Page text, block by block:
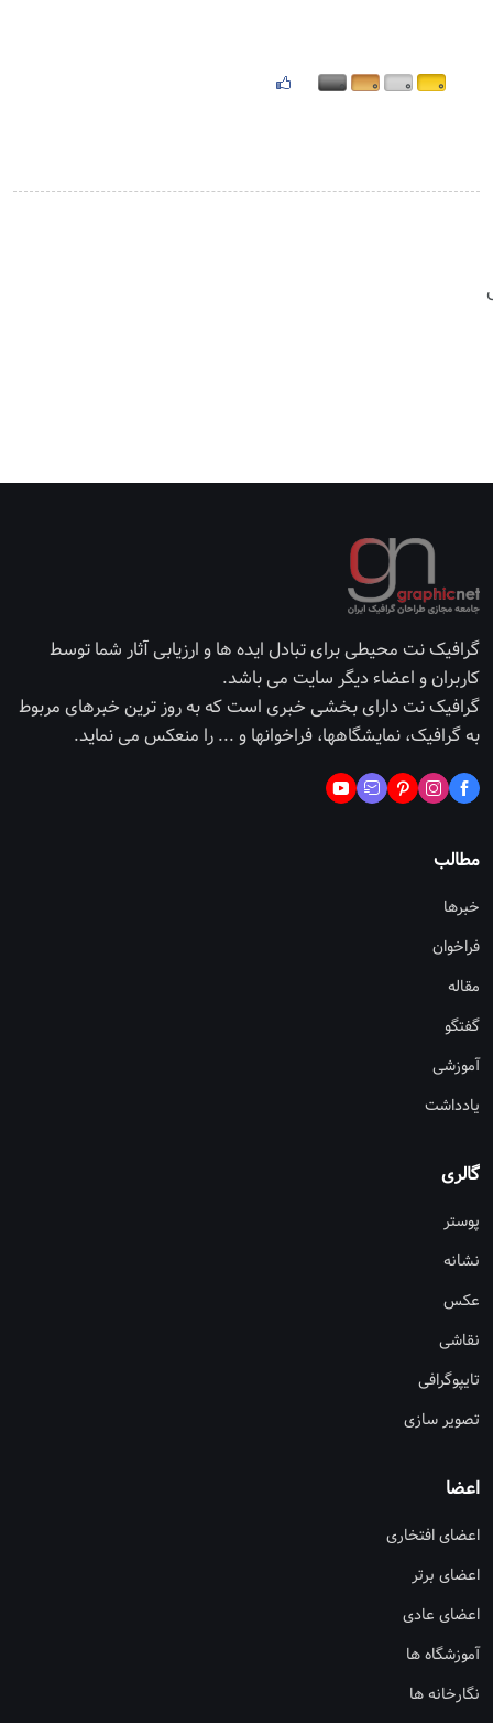
۰ ۰ ۰ ۰
گرافیک نت محیطی برای تبادل ایده ها و ارزیابی آثار شما توسط
کاربران و اعضاء دیگر سایت می باشد.
گرافیک نت دارای بخشی خبری است که به روز ترین خبرهای مربوط
به گرافیک، نمایشگاهها، فراخوانها و ... را منعکس می نماید.
مطالب
خبرها
فراخوان
مقاله
گفتگو
آموزشی
یادداشت
گالری
پوستر
نشانه
عکس
نقاشی
تایپوگرافی
تصویر سازی
اعضا
اعضای افتخاری
اعضای برتر
اعضای عادی
آموزشگاه ها
نگارخانه ها